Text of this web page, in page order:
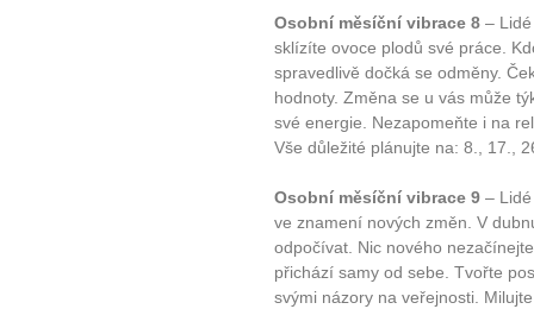
...
Máte pocit, že jste unaveni
Jak mít více energie
Jak vnést do života
Jak být šťastnější
Osobní měsíční vibrace 8 –
sklízíte ovoce plodů své práce.
spravedlivě dočká se odměny.
hodnoty. Změna se u vás může
své energie. Nezapomeňte i na
Vše důležité plánujte na: 8., 17.,
Osobní měsíční vibrace 9 –
ve znamení nových změn. V
odpočívat. Nic nového
přichází samy od sebe. Tvořte
svými názory na veřejnosti.